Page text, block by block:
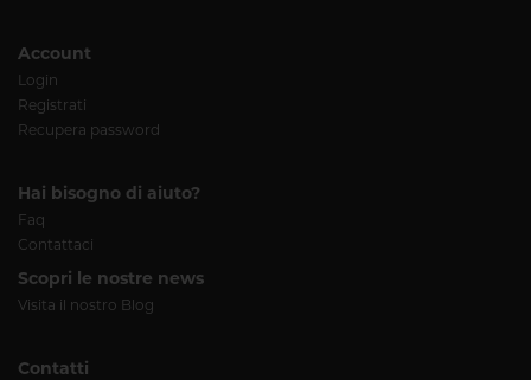
Account
Login
Registrati
Recupera password
Hai bisogno di aiuto?
Faq
Contattaci
Scopri le nostre news
Visita il nostro Blog
Contatti